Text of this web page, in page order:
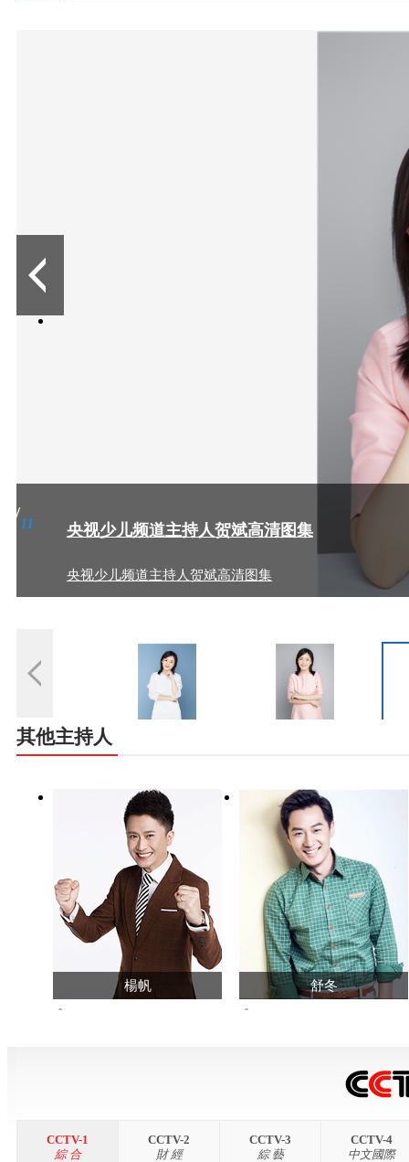
/11 央视少儿频道主持人贺斌高清图集
央视少儿频道主持人贺斌高清图集
其他主持人
楊帆 舒冬
CCTV-1
綜 合
CCTV-2
財 經
CCTV-3
綜 藝
CCTV-4
中文國際